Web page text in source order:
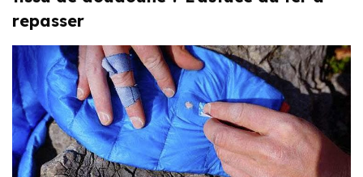
repasser